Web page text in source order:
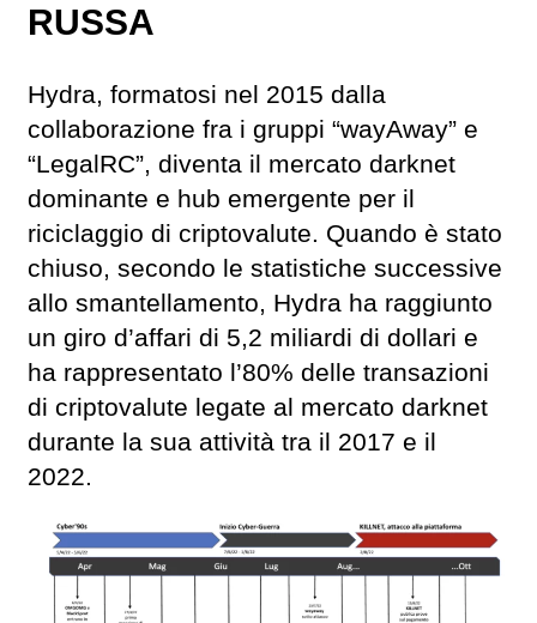
RUSSA
Hydra, formatosi nel 2015 dalla
collaborazione fra i gruppi “wayAway” e
“LegalRC”, diventa il mercato darknet
dominante e hub emergente per il
riciclaggio di criptovalute. Quando è stato
chiuso, secondo le statistiche successive
allo smantellamento, Hydra ha raggiunto
un giro d’affari di 5,2 miliardi di dollari e
ha rappresentato l’80% delle transazioni
di criptovalute legate al mercato darknet
durante la sua attività tra il 2017 e il
2022.